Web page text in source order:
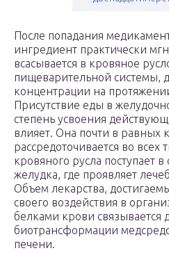
После попадания
ингредиент практически
всасывается в кровяное
пищеварительной системы,
концентрации на
Присутствие еды в
степень усвоения
влияет. Она почти в равных
рассредоточивается во всех
кровяного русла поступает
желудка, где проявляет
Объем лекарства,
своего воздействия в
белками крови связывается
биотрансформации
печени.